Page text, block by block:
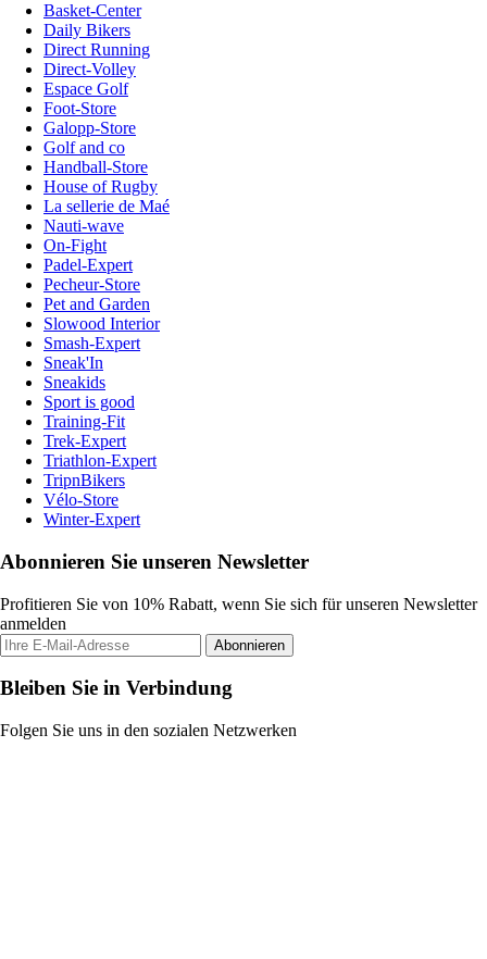
Basket-Center
Daily Bikers
Direct Running
Direct-Volley
Espace Golf
Foot-Store
Galopp-Store
Golf and co
Handball-Store
House of Rugby
La sellerie de Maé
Nauti-wave
On-Fight
Padel-Expert
Pecheur-Store
Pet and Garden
Slowood Interior
Smash-Expert
Sneak'In
Sneakids
Sport is good
Training-Fit
Trek-Expert
Triathlon-Expert
TripnBikers
Vélo-Store
Winter-Expert
Abonnieren Sie unseren Newsletter
Profitieren Sie von 10% Rabatt, wenn Sie sich für unseren Newsletter
anmelden
Abonnieren
Bleiben Sie in Verbindung
Folgen Sie uns in den sozialen Netzwerken